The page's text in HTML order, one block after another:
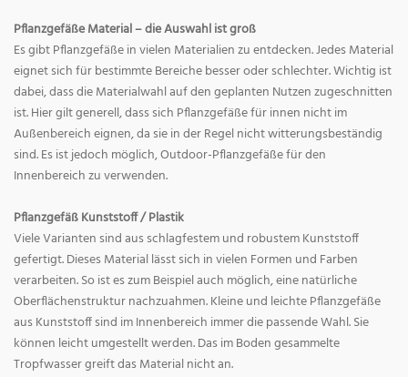
Pflanzgefäße Material – die Auswahl ist groß
Es gibt Pflanzgefäße in vielen Materialien zu entdecken. Jedes Material
eignet sich für bestimmte Bereiche besser oder schlechter. Wichtig ist
dabei, dass die Materialwahl auf den geplanten Nutzen zugeschnitten
ist. Hier gilt generell, dass sich Pflanzgefäße für innen nicht im
Außenbereich eignen, da sie in der Regel nicht witterungsbeständig
sind. Es ist jedoch möglich, Outdoor-Pflanzgefäße für den
Innenbereich zu verwenden.
Pflanzgefäß Kunststoff / Plastik
Viele Varianten sind aus schlagfestem und robustem Kunststoff
gefertigt. Dieses Material lässt sich in vielen Formen und Farben
verarbeiten. So ist es zum Beispiel auch möglich, eine natürliche
Oberflächenstruktur nachzuahmen. Kleine und leichte Pflanzgefäße
aus Kunststoff sind im Innenbereich immer die passende Wahl. Sie
können leicht umgestellt werden. Das im Boden gesammelte
Tropfwasser greift das Material nicht an.